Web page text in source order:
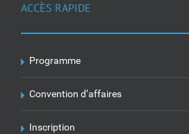
ACCÈS RAPIDE
Programme
Convention d’affaires
Inscription